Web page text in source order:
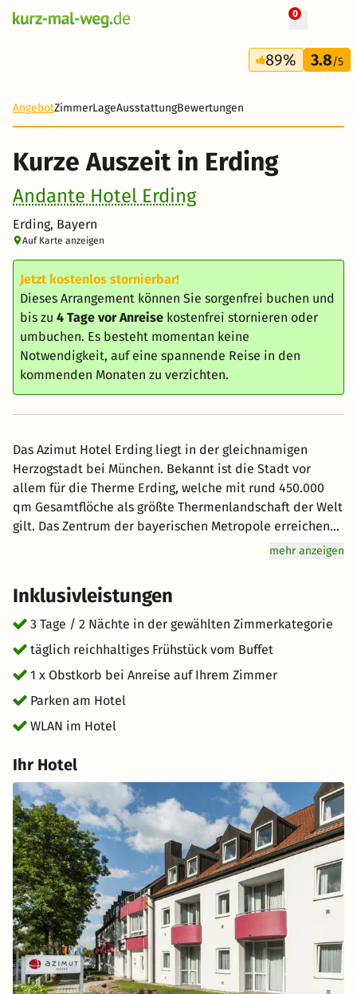
0
3 Tage
79 €
89% 3.8/5
AngebotZimmerLageAusstattungBewertungen
Kurze Auszeit in Erding
Andante Hotel Erding
Erding, Bayern
Auf Karte anzeigen
Jetzt kostenlos stornierbar!
Dieses Arrangement können Sie sorgenfrei buchen und
bis zu 4 Tage vor Anreise kostenfrei stornieren oder
umbuchen. Es besteht momentan keine
Notwendigkeit, auf eine spannende Reise in den
kommenden Monaten zu verzichten.
Das Azimut Hotel Erding liegt in der gleichnamigen
Herzogstadt bei München. Bekannt ist die Stadt vor
allem für die Therme Erding, welche mit rund 450.000
qm Gesamtflöche als größte Thermenlandschaft der Welt
gilt. Das Zentrum der bayerischen Metropole erreichen
Sie bequem und ohne Umsteigen mit dem öffentlichen
Schritte vom Hotel entfernt. Freuen Sie sich auf das
typische Münchner Lebensgefühl und lassen Sie bei
einer Maß Bier und leckerer Weißwurst die Seele
baumeln.
mehr anzeigen
Inklusivleistungen
3 Tage / 2 Nächte in der gewählten Zimmerkategorie
täglich reichhaltiges Frühstück vom Buffet
1 x Obstkorb bei Anreise auf Ihrem Zimmer
Parken am Hotel
WLAN im Hotel
Ihr Hotel